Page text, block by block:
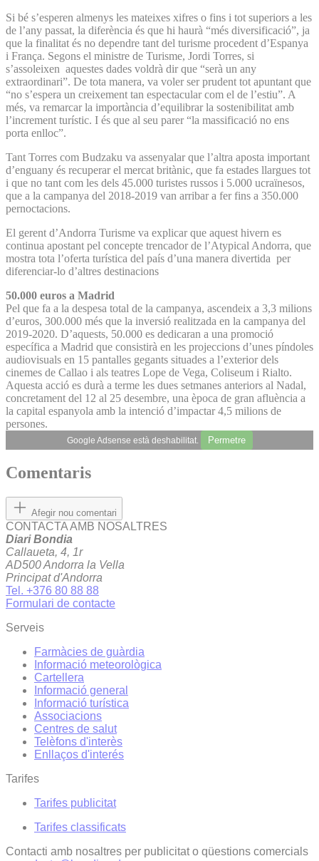
Si bé s’esperen almenys les mateixes xifres o fins i tot superiors a les
de l’any passat, la diferència és que hi haurà “més diversificació”, ja
que la finalitat és no dependre tant del turisme procedent d’Espanya
i França. Segons el ministre de Turisme, Jordi Torres, si
s’assoleixen aquestes dades voldrà dir que “serà un any
extraordinari”. De tota manera, va voler ser prudent tot apuntant que
“no s’espera un creixement tan espectacular com el de l’estiu”. A
més, va remarcar la importància d’equilibrar la sostenibilitat amb
l’increment turístic. I és que al seu parer “la massificació no ens
porta enlloc”.
Tant Torres com Budzaku va assenyalar que l’altra aposta important
d’enguany és recuperar el mercat britànic, que fa estades llargues tot
i que no tant com les dels 45.000 turistes russos i 5.000 ucraïnesos,
que a la campanya del 2018-2019 van arribar a fer fins a 350.000
pernoctacions.
El gerent d’Andorra Turisme va explicar que aquest hivern es
continua apostant pel concepte trencador de l’Atypical Andorra, que
mostra tota l’oferta turística del país d’una manera divertida per
diferenciar-lo d’altres destinacions
50.000 euros a Madrid
Pel que fa a la despesa total de la campanya, ascendeix a 3,3 milions
d’euros, 300.000 més que la inversió realitzada en la campanya del
2019-2020. D’aquests, 50.000 es dedicaran a una promoció
específica a Madrid que consistirà en les projeccions d’unes píndoles
audiovisuals en 15 pantalles gegants situades a l’exterior dels
cinemes de Callao i als teatres Lope de Vega, Coliseum i Rialto.
Aquesta acció es durà a terme les dues setmanes anteriors al Nadal,
concretament del 12 al 25 desembre, una època de gran afluència a
la capital espanyola amb la intenció d’impactar 4,5 milions de
persones.
Google Adsense està deshabilitat. Permetre
Comentaris
Afegir nou comentari
CONTACTA AMB NOSALTRES
Diari Bondia
Callaueta, 4, 1r
AD500 Andorra la Vella
Principat d'Andorra
Tel. +376 80 88 88
Formulari de contacte
Serveis
Farmàcies de guàrdia
Informació meteorològica
Cartellera
Informació general
Informació turística
Associacions
Centres de salut
Telèfons d'interès
Enllaços d'interés
Tarifes
Tarifes publicitat
Tarifes classificats
Contacti amb nosaltres per publicitat o qüestions comercials